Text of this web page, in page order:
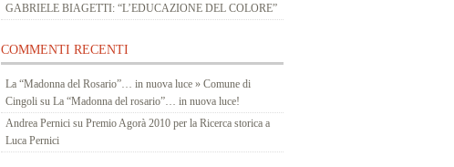
GABRIELE BIAGETTI: “L’EDUCAZIONE DEL COLORE”
COMMENTI RECENTI
La “Madonna del Rosario”… in nuova luce » Comune di
Cingoli su La “Madonna del rosario”… in nuova luce!
Andrea Pernici su Premio Agorà 2010 per la Ricerca storica a
Luca Pernici